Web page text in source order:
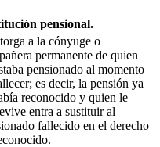
pensional.
a la cónyuge o
permanente de quien
pensionado al momento
es decir, la pensión ya
reconocido y quien le
entra a sustituir al
fallecido en el derecho